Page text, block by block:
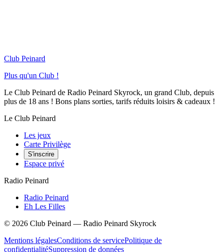
Club Peinard
Plus qu'un Club !
Le Club Peinard de Radio Peinard Skyrock, un grand Club, depuis
plus de 18 ans ! Bons plans sorties, tarifs réduits loisirs & cadeaux !
Le Club Peinard
Les jeux
Carte Privilège
S'inscrire
Espace privé
Radio Peinard
Radio Peinard
Eh Les Filles
© 2026 Club Peinard — Radio Peinard Skyrock
Mentions légalesConditions de servicePolitique de
confidentialitéSuppression de données